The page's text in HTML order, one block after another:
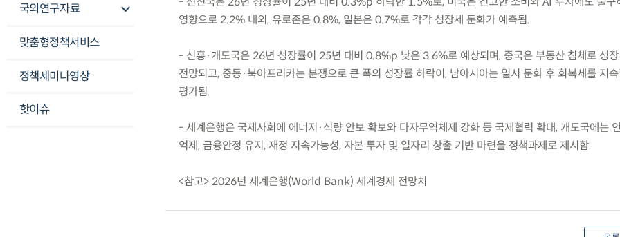
국외연구자료
맞춤형정책서비스
정책세미나영상
핫이슈
영향으로 2.2% 내외, 유로존은 0.8%, 일본은 0.7%로 각각 성장세 둔화가 예측됨.
- 신흥·개도국은 26년 성장률이 25년 대비 0.8%p 낮은 3.6%로 예상되며, 중국은 부동산 침체로 성
전망되고, 중동·북아프리카는 분쟁으로 큰 폭의 성장률 하락이, 남아시아는 일시 둔화 후 회복세를 지
평가됨.
- 세계은행은 국제사회에 에너지·식량 안보 확보와 다자무역체제 강화 등 국제협력 확대, 개도국에는
억제, 금융안정 유지, 재정 지속가능성, 자본 투자 및 일자리 창출 기반 마련을 정책과제로 제시함.
<참고> 2026년 세계은행(World Bank) 세계경제 전망치